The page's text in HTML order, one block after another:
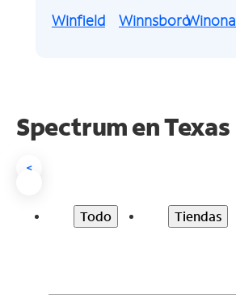
Winfield
WinnsboroWinona
Spectrum enTexas
<
Todo Tiendas